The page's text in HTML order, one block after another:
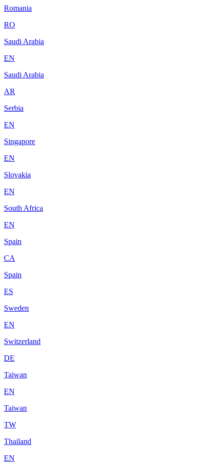
Romania
RO
Saudi Arabia
EN
Saudi Arabia
AR
Serbia
EN
Singapore
EN
Slovakia
EN
South Africa
EN
Spain
CA
Spain
ES
Sweden
EN
Switzerland
DE
Taiwan
EN
Taiwan
TW
Thailand
EN